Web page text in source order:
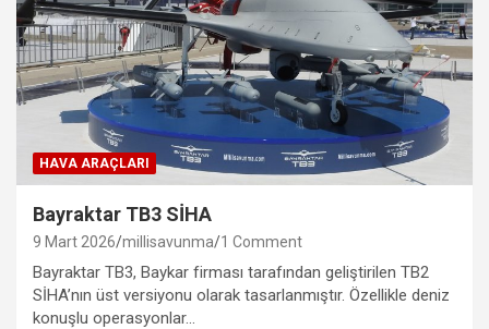
HAVA ARAÇLARI
Bayraktar TB3 SİHA
9 Mart 2026 millisavunma 1 Comment
Bayraktar TB3, Baykar firması tarafından geliştirilen TB2
SİHA’nın üst versiyonu olarak tasarlanmıştır. Özellikle deniz
konuşlu operasyonlar…